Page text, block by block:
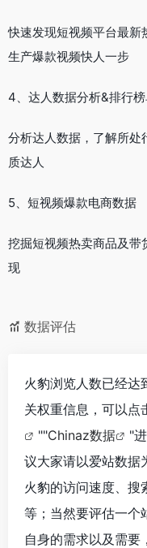
快速发现短视频平台最新
生产爆款视频快人一步
4、达人数据分析&排行
分析达人数据，了解所处
质达人
5、短视频爆款电商数据
挖掘短视频热卖商品及带
现
数据评估
火豹浏览人数已经达
关权重信息，可以点
""Chinaz数据
"
议大家请以爱站数据
火豹的访问速度、搜
等；当然要评估一个
自身的需求以及需要